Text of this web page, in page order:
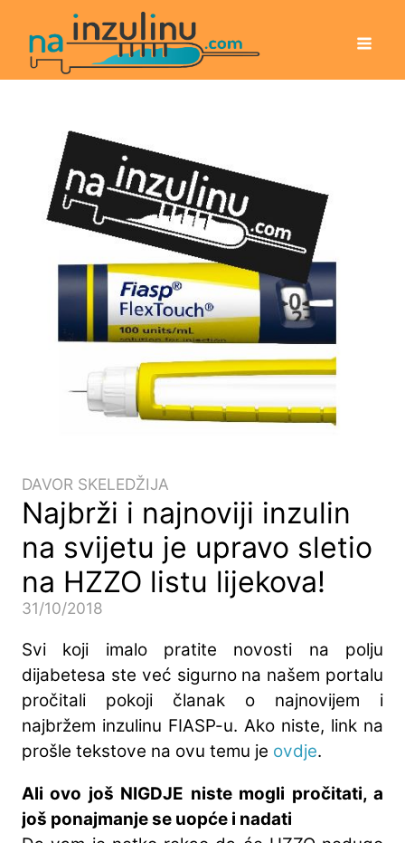
DAVOR SKELEDŽIJA
Najbrži i najnoviji inzulin
na svijetu je upravo sletio
na HZZO listu lijekova!
31/10/2018
Svi koji imalo pratite novosti na polju
dijabetesa ste već sigurno na našem portalu
pročitali pokoji članak o najnovijem i
najbržem inzulinu FIASP-u. Ako niste, link na
prošle tekstove na ovu temu je ovdje.
Ali ovo još NIGDJE niste mogli pročitati, a
još ponajmanje se uopće i nadati